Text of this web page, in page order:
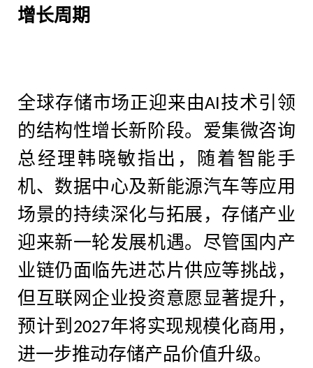
增长周期
全球存储市场正迎来由AI技术引领
的结构性增长新阶段。爱集微咨询
总经理韩晓敏指出，随着智能手
机、数据中心及新能源汽车等应用
场景的持续深化与拓展，存储产业
迎来新一轮发展机遇。尽管国内产
业链仍面临先进芯片供应等挑战，
但互联网企业投资意愿显著提升，
预计到 2027年将实现规模化商用，
进一步推动存储产品价值升级。